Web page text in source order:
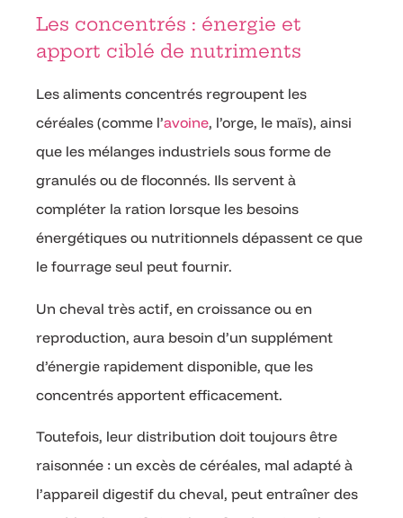
Les concentrés : énergie et
apport ciblé de nutriments
Les aliments concentrés regroupent les
céréales (comme l’avoine, l’orge, le maïs), ainsi
que les mélanges industriels sous forme de
granulés ou de floconnés. Ils servent à
compléter la ration lorsque les besoins
énergétiques ou nutritionnels dépassent ce que
le fourrage seul peut fournir.
Un cheval très actif, en croissance ou en
reproduction, aura besoin d’un supplément
d’énergie rapidement disponible, que les
concentrés apportent efficacement.
Toutefois, leur distribution doit toujours être
raisonnée : un excès de céréales, mal adapté à
l’appareil digestif du cheval, peut entraîner des